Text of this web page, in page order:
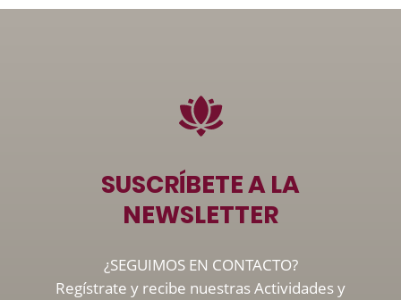
SUSCRÍBETE A LA
NEWSLETTER
¿SEGUIMOS EN CONTACTO?
Regístrate y recibe nuestras Actividades y